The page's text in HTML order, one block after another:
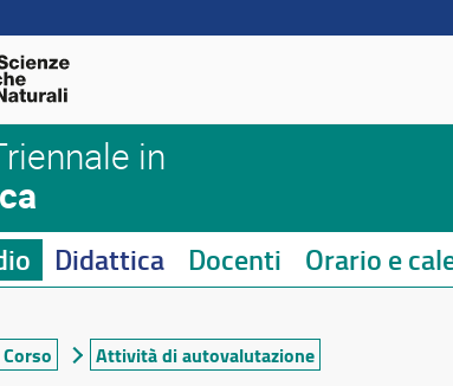
in
Didattica Docenti Orario e
Attività di autovalutazione